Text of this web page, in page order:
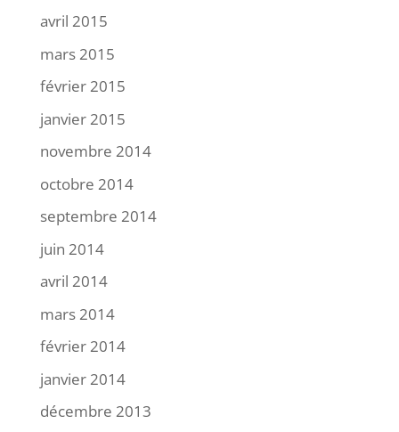
avril 2015
mars 2015
février 2015
janvier 2015
novembre 2014
octobre 2014
septembre 2014
juin 2014
avril 2014
mars 2014
février 2014
janvier 2014
décembre 2013